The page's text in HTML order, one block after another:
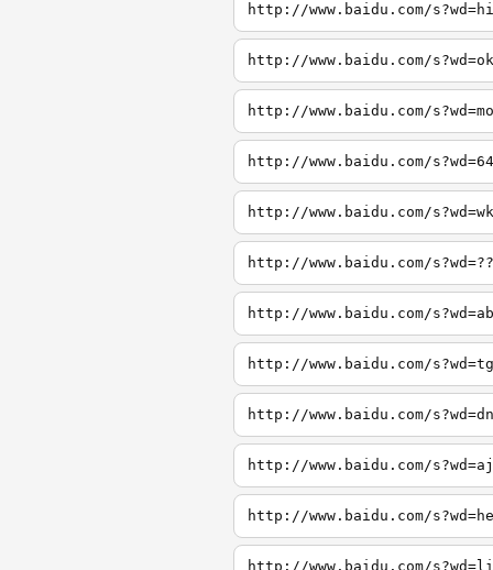
http://www.baidu.com/s?wd=hi
http://www.baidu.com/s?wd=ok
http://www.baidu.com/s?wd=mo
http://www.baidu.com/s?wd=64
http://www.baidu.com/s?wd=wk
http://www.baidu.com/s?wd=??
http://www.baidu.com/s?wd=ab
http://www.baidu.com/s?wd=tg
http://www.baidu.com/s?wd=dn
http://www.baidu.com/s?wd=aj
http://www.baidu.com/
http://www.baidu.com/